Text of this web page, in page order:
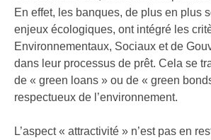
En effet, les banques, de plus en plus
enjeux écologiques, ont intégré les
Environnementaux, Sociaux et de
dans leur processus de prêt. Cela se
de « green loans » ou de « green
respectueux de l’environnement.
L’aspect « attractivité » n’est pas en